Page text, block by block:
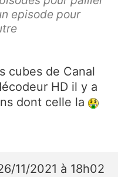
episode pour
cubes de Canal
HD il y a
dont celle la
11/2021 à 18h02